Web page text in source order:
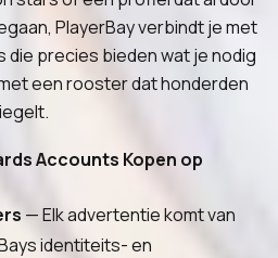
PlayerBay verbindt je met
precies bieden wat je nodig
een rooster dat honderden
Accounts Kopen op
— Elk advertentie komt van
identiteits- en